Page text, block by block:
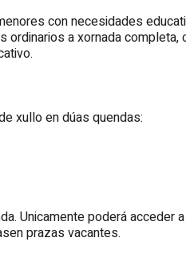
con necesidades
a xornada
xullo en dúas quendas:
Unicamente poderá acceder
prazas vacantes.